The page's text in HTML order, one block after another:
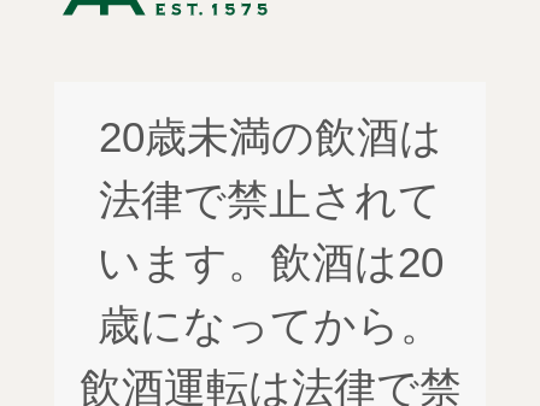
20歳未満の飲酒は
法律で禁止されて
います。飲酒は20
歳になってから。
飲酒運転は法律で禁